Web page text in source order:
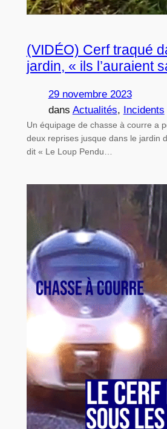
(VIDÉO) Cerf traqué
jardin, « ils l’auraient
29 novembre 2023
dans Actualités, Incidents
Un équipage de chasse à courre a
deux reprises jusque dans le jardin
dit « Le Loup Pendu…